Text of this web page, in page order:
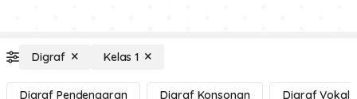
Digraf Kelas 1
Digraf Pendengaran Digraf Konsonan Digraf Vokal